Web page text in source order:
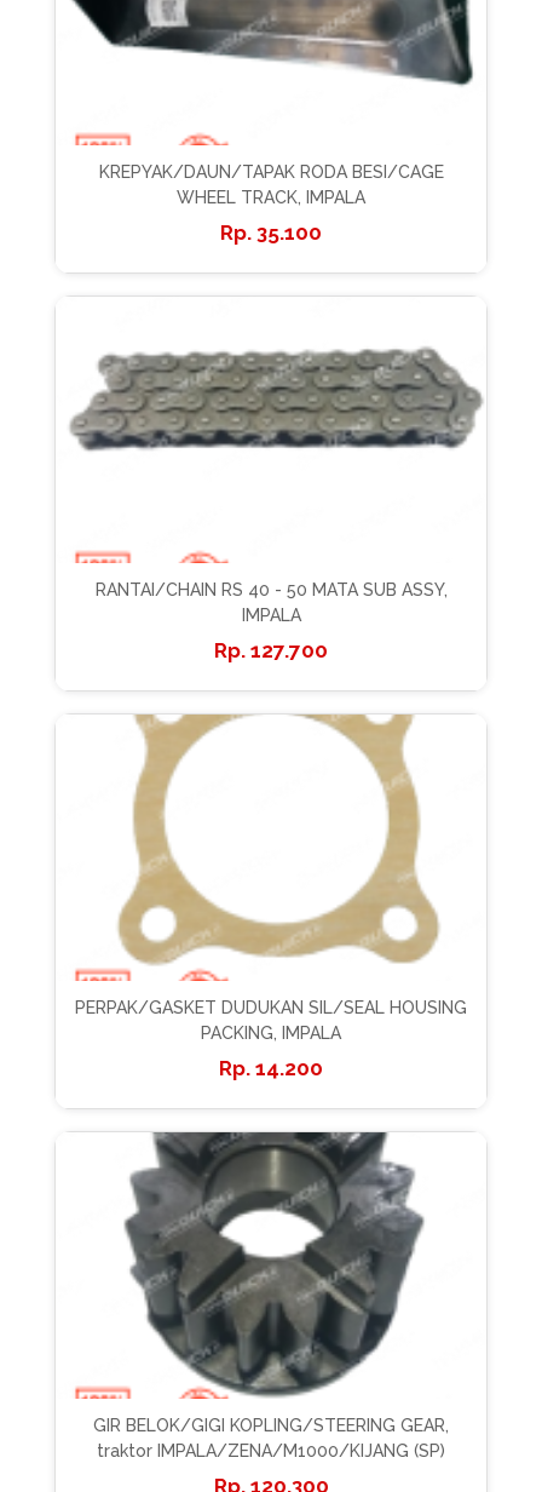
KREPYAK/DAUN/TAPAK RODA BESI/CAGE
WHEEL TRACK, IMPALA
35.100
RANTAI/CHAIN RS 40 - 50 MATA SUB ASSY,
IMPALA
127.700
PERPAK/GASKET DUDUKAN SIL/SEAL HOUSING
PACKING, IMPALA
14.200
GIR BELOK/GIGI KOPLING/STEERING GEAR,
traktor IMPALA/ZENA/M1000/KIJANG (SP)
120.300